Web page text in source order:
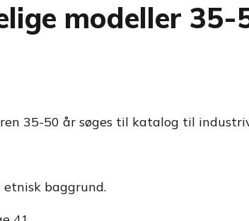
modeller
35-50 år søges til katalog til
baggrund.